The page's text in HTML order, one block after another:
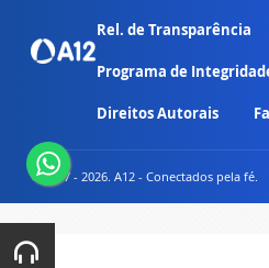
Rel. de Transparência
Programa de
Direitos Autorais
© 2007 - 2026. A12 - Conectados pela fé.